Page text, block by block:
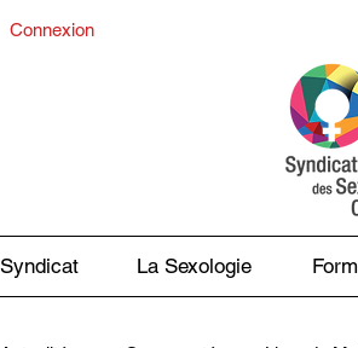
Connexion
La Sexologie